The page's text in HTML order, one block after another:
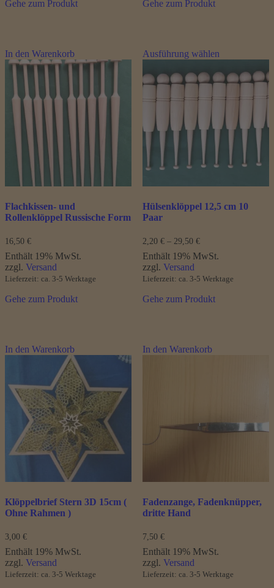
Gehe zum Produkt Gehe zum Produkt
In den Warenkorb
Flachkissen- und
Rollenklöppel Russische Form
16,50 €
Enthält 19% MwSt.
zzgl. Versand
Lieferzeit: ca. 3-5 Werktage
Gehe zum Produkt
Ausführung wählenProdukt
mehrere
Varianten
auf.
Die
Optionen
können
auf
Produktseite
werden
Hülsenklöppel 12,5 cm 10
Paar
2,20 € – 29,50 €Preisspanne:
bis
Enthält 19% MwSt.
zzgl. Versand
Lieferzeit: ca. 3-5 Werktage
Gehe zum Produkt
In den Warenkorb
Klöppelbrief Stern 3D 15cm (
Ohne Rahmen )
3,00 €
Enthält 19% MwSt.
zzgl. Versand
Lieferzeit: ca. 3-5 Werktage
In den Warenkorb
Fadenzange, Fadenknüpper,
dritte Hand
7,50 €
Enthält 19% MwSt.
zzgl. Versand
Lieferzeit: ca. 3-5 Werktage